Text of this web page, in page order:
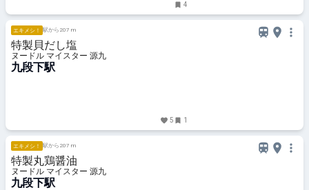
4
エキメシ！ 駅から207 m
特製貝だし塩
ヌードル マイスター 源九
九段下駅
5 1
エキメシ！ 駅から207 m
特製丸鶏醤油
ヌードル マイスター 源九
九段下駅